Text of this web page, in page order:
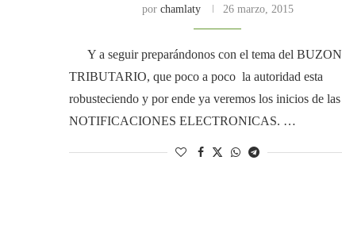
por chamlaty 26 marzo, 2015
Y a seguir preparándonos con el tema del BUZON
TRIBUTARIO, que poco a poco la autoridad esta
robusteciendo y por ende ya veremos los inicios de las
NOTIFICACIONES ELECTRONICAS. …